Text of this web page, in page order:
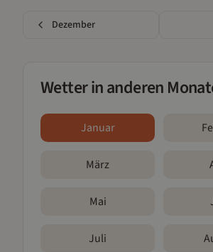
Dezember
Wetter in anderen
Januar
März
Mai
Juli